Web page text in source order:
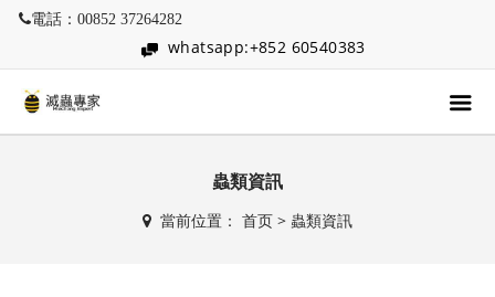
電話：00852 37264282
whatsapp:+852 60540383
蟲類資訊
當前位置： 首页> 蟲類資訊